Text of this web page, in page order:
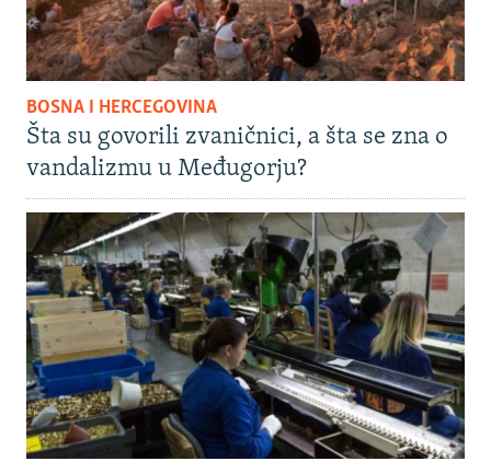
BOSNA I HERCEGOVINA
Šta su govorili zvaničnici, a šta se zna o
vandalizmu u Međugorju?